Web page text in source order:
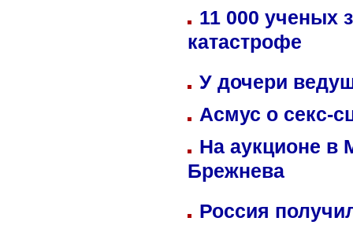
11 000 ученых
катастрофе
У дочери
Асмус о секс-
На аукционе в
Брежнева
Россия